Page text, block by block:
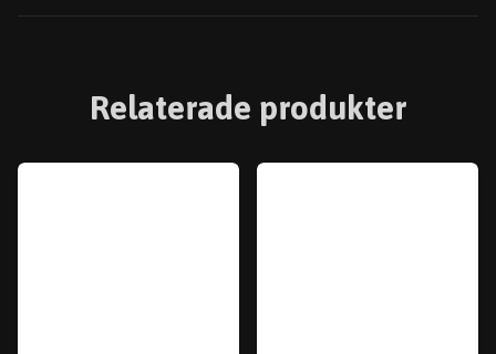
Relaterade produkter